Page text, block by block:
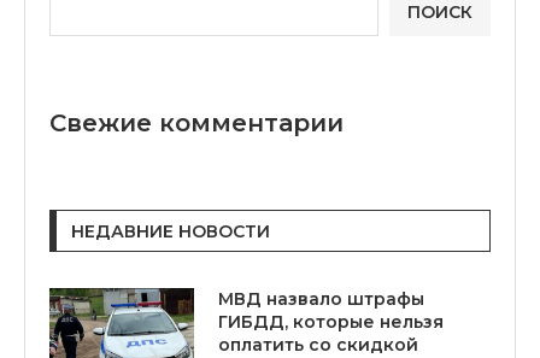
ПОИСК
Свежие комментарии
НЕДАВНИЕ НОВОСТИ
МВД назвало штрафы
ГИБДД, которые нельзя
оплатить со скидкой